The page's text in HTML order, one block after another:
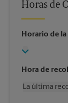
Horas de
Horario de
Hora de
La última